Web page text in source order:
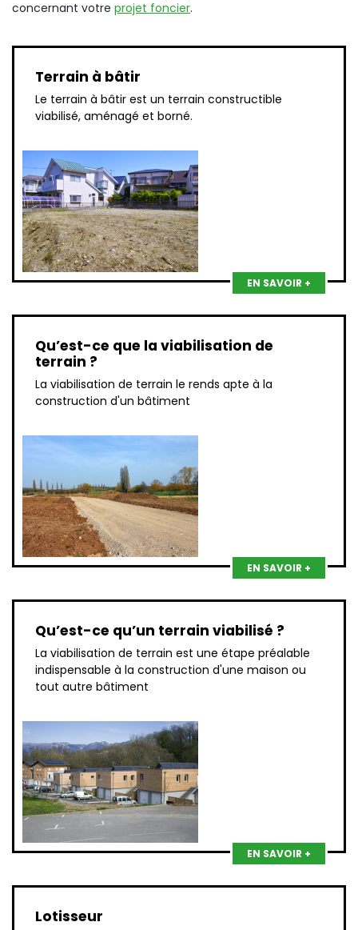
concernant votre projet foncier.
Terrain à bâtir
Le terrain à bâtir est un terrain constructible
viabilisé, aménagé et borné.
EN SAVOIR +
Qu’est-ce que la viabilisation de
terrain ?
La viabilisation de terrain le rends apte à la
construction d'un bâtiment
EN SAVOIR +
Qu’est-ce qu’un terrain viabilisé ?
La viabilisation de terrain est une étape préalable
indispensable à la construction d'une maison ou
tout autre bâtiment
EN SAVOIR +
Lotisseur